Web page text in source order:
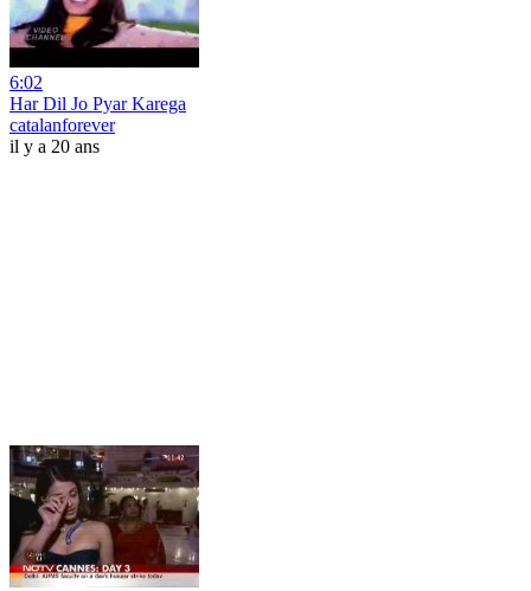
6:02
Har Dil Jo Pyar Karega
catalanforever
il y a 20 ans